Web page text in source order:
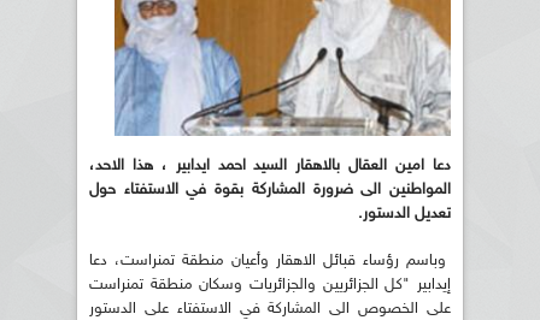
دعا امين العقال بالاهقار السيد احمد ايدابير ، هذا الاحد،
المواطنين الى ضرورة المشاركة بقوة في الاستفتاء حول
تعديل الدستور.
وباسم رؤساء قبائل الاهقار وأعيان منطقة تمنراست، دعا
إيدابير "كل الجزائريين والجزائريات وسكان منطقة تمنراست
على الخصوص الى المشاركة في الاستفتاء على الدستور